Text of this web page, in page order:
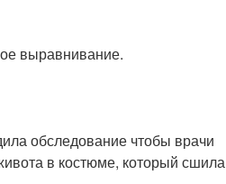
выравнивание.
обследование чтобы врачи
в костюме, который сшила